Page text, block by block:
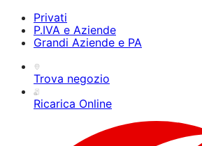
Privati
P.IVA e Aziende
Grandi Aziende e PA
Trova negozio
Ricarica Online